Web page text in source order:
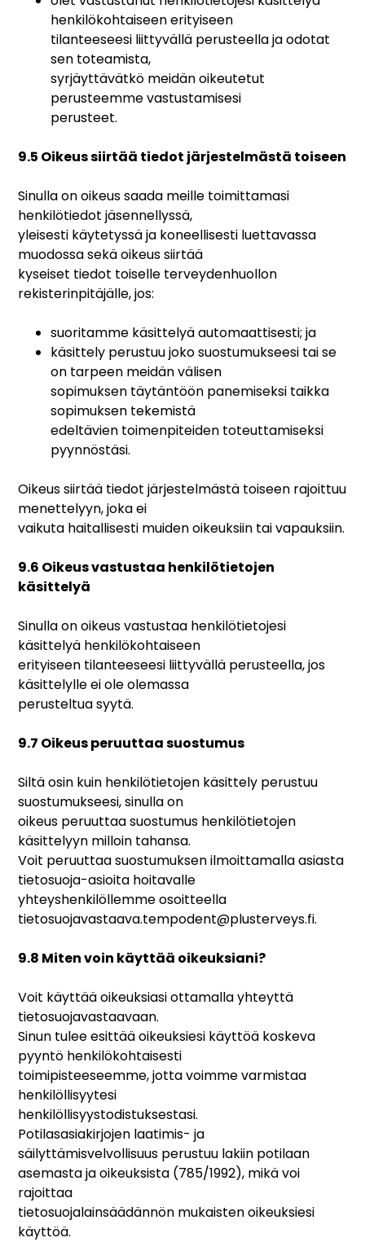
henkilökohtaiseen erityiseen
tilanteeseesi liittyvällä perusteella ja odotat
sen toteamista,
syrjäyttävätkö meidän oikeutetut
perusteemme vastustamisesi
perusteet.
9.5 Oikeus siirtää tiedot järjestelmästä toiseen
Sinulla on oikeus saada meille toimittamasi
henkilötiedot jäsennellyssä,
yleisesti käytetyssä ja koneellisesti luettavassa
muodossa sekä oikeus siirtää
kyseiset tiedot toiselle terveydenhuollon
rekisterinpitäjälle, jos:
suoritamme käsittelyä automaattisesti; ja
käsittely perustuu joko suostumukseesi tai se
on tarpeen meidän välisen
sopimuksen täytäntöön panemiseksi taikka
sopimuksen tekemistä
edeltävien toimenpiteiden toteuttamiseksi
pyynnöstäsi.
Oikeus siirtää tiedot järjestelmästä toiseen rajoittuu
menettelyyn, joka ei
vaikuta haitallisesti muiden oikeuksiin tai vapauksiin.
9.6 Oikeus vastustaa henkilötietojen
käsittelyä
Sinulla on oikeus vastustaa henkilötietojesi
käsittelyä henkilökohtaiseen
erityiseen tilanteeseesi liittyvällä perusteella, jos
käsittelylle ei ole olemassa
perusteltua syytä.
9.7 Oikeus peruuttaa suostumus
Siltä osin kuin henkilötietojen käsittely perustuu
suostumukseesi, sinulla on
oikeus peruuttaa suostumus henkilötietojen
käsittelyyn milloin tahansa.
Voit peruuttaa suostumuksen ilmoittamalla asiasta
tietosuoja-asioita hoitavalle
yhteyshenkilöllemme osoitteella
tietosuojavastaava.tempodent@plusterveys.fi.
9.8 Miten voin käyttää oikeuksiani?
Voit käyttää oikeuksiasi ottamalla yhteyttä
tietosuojavastaavaan.
Sinun tulee esittää oikeuksiesi käyttöä koskeva
pyyntö henkilökohtaisesti
toimipisteeseemme, jotta voimme varmistaa
henkilöllisyytesi
henkilöllisyystodistuksestasi.
Potilasasiakirjojen laatimis- ja
säilyttämisvelvollisuus perustuu lakiin potilaan
asemasta ja oikeuksista (785/1992), mikä voi
rajoittaa
tietosuojalainsäädännön mukaisten oikeuksiesi
käyttöä.